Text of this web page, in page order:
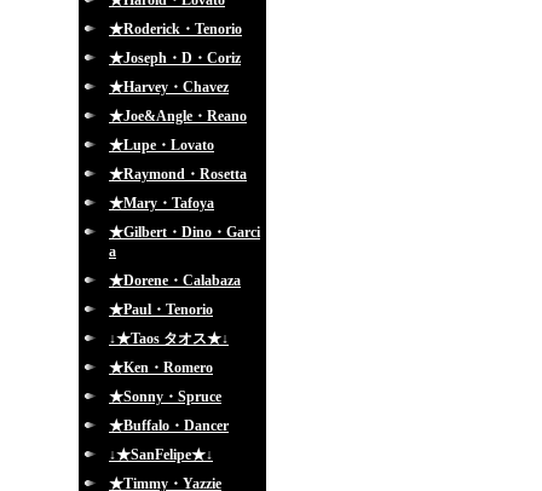
★Roderick・Tenorio
★Joseph・D・Coriz
★Harvey・Chavez
★Joe&Angle・Reano
★Lupe・Lovato
★Raymond・Rosetta
★Mary・Tafoya
★Gilbert・Dino・Garci
a
★Dorene・Calabaza
★Paul・Tenorio
↓★Taos タオス★↓
★Ken・Romero
★Sonny・Spruce
★Buffalo・Dancer
↓★SanFelipe★↓
★Timmy・Yazzie